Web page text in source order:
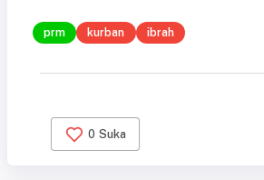
prm kurban ibrah
0 Suka